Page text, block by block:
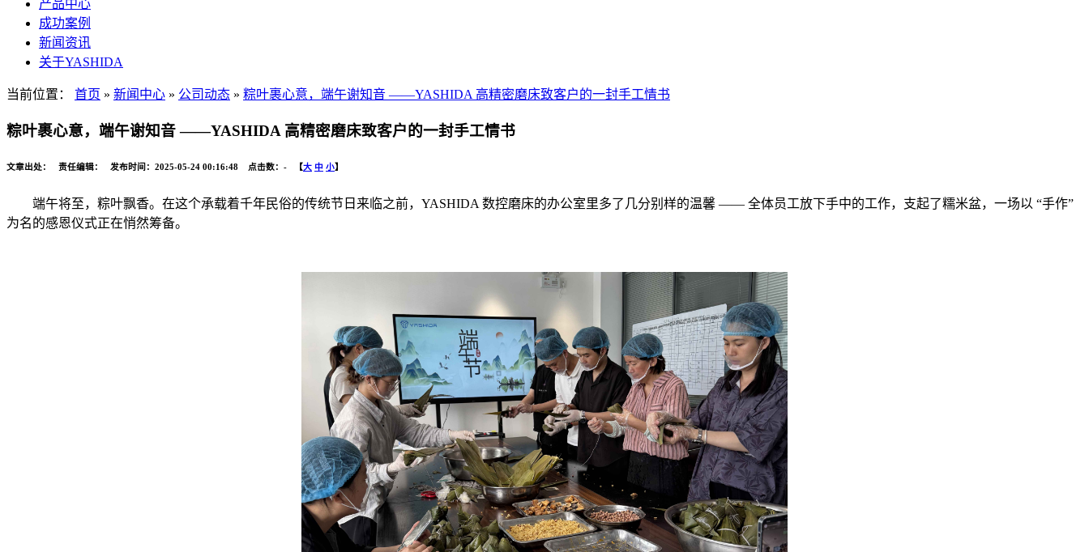
产品中心
成功案例
新闻资讯
关于YASHIDA
当前位置： 首页 » 新闻中心 » 公司动态 » 粽叶裹心意，端午谢知音 ——YASHIDA 高精密磨床致客户的一封手工情书
粽叶裹心意，端午谢知音 ——YASHIDA 高精密磨床致客户的一封手工情书
文章出处： 责任编辑： 发布时间：2025-05-24 00:16:48 点击数： - 【大 中 小】
端午将至，粽叶飘香。在这个承载着千年民俗的传统节日来临之前，YASHIDA 数控磨床的办公室里多了几分别样的温馨 —— 全体员工放下手中的工作，支起了糯米盆，一场以 “手作”
为名的感恩仪式正在悄然筹备。